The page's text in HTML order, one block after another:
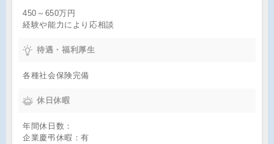
450～650万円
経験や能力により応相談
待遇・福利厚生
各種社会保険完備
休日休暇
年間休日数：
企業慶弔休暇：有